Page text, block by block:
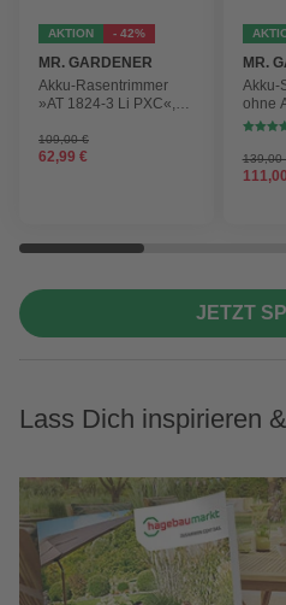
AKTION - 42%
MR. GARDENER
Akku-Rasentrimmer
»AT 1824-3 Li PXC«,
109,00 €
62,99 €
MR.
Akku-
ohne
139,00
JETZT
Lass Dich inspirieren